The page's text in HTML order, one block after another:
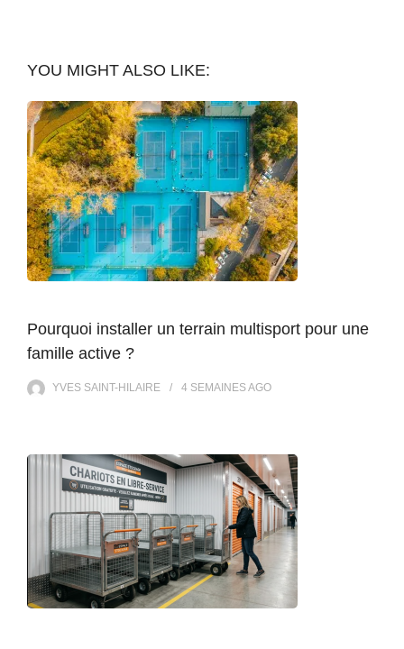
YOU MIGHT ALSO LIKE:
Pourquoi installer un terrain multisport pour une
famille active ?
YVES SAINT-HILAIRE 4 SEMAINESAGO